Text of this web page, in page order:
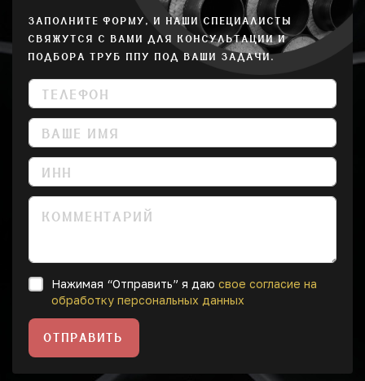
ЗАПОЛНИТЕ ФОРМУ, И НАШИ СПЕЦИАЛИСТЫ
СВЯЖУТСЯ С ВАМИ ДЛЯ КОНСУЛЬТАЦИИ И
ПОДБОРА ТРУБ ППУ ПОД ВАШИ ЗАДАЧИ.
Нажимая “Отправить” я даю свое согласие на
обработку персональных данных
ОТПРАВИТЬ